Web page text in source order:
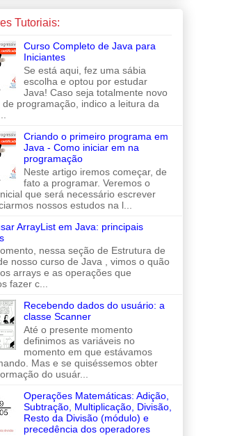
Tutoriais:
Curso Completo de Java para
Iniciantes
Se está aqui, fez uma sábia
escolha e optou por estudar
Java! Caso seja totalmente novo
de programação, indico a leitura da
Criando o primeiro programa em
Java - Como iniciar em na
programação
Neste artigo iremos começar, de
fato a programar. Veremos o
que será necessário escrever
nossos estudos na l...
ArrayList em Java: principais
nessa seção de Estrutura de
nosso curso de Java , vimos o quão
arrays e as operações que
fazer c...
Recebendo dados do usuário: a
classe Scanner
Até o presente momento
definimos as variáveis no
momento em que estávamos
Mas e se quiséssemos obter
do usuár...
Operações Matemáticas: Adição,
Subtração, Multiplicação, Divisão,
Resto da Divisão (módulo) e
precedência dos operadores